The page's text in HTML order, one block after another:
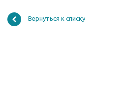
Вернуться к списку